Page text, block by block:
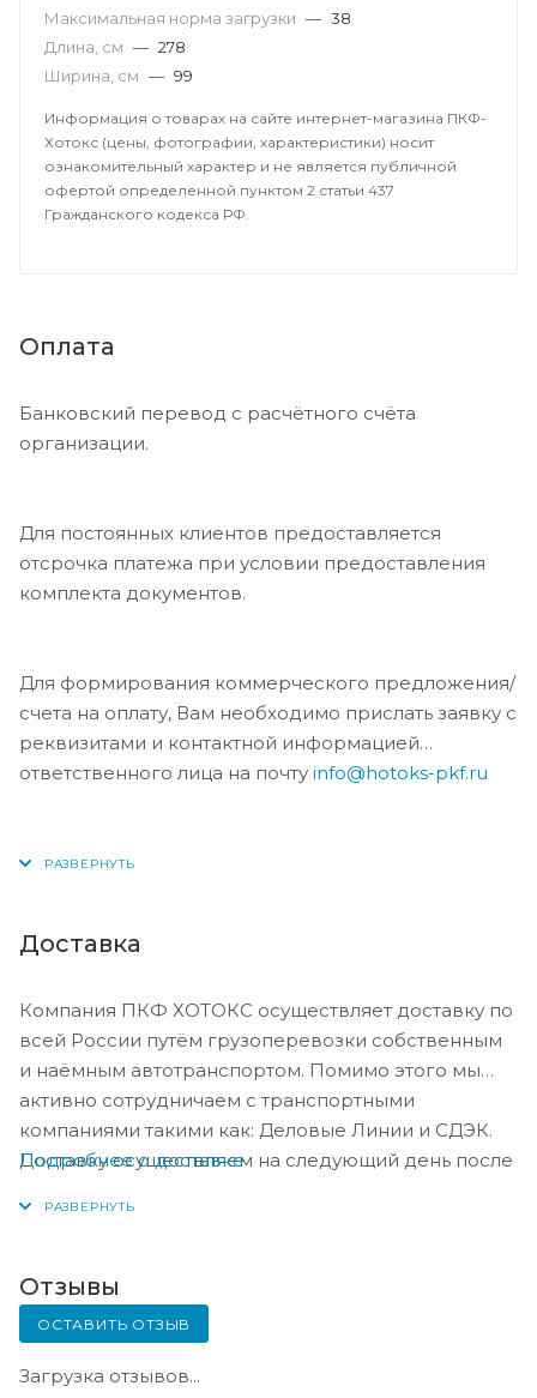
Максимальная норма загрузки — 38
Длина, см — 278
Ширина, см — 99
Информация о товарах на сайте интернет-магазина ПКФ-
Хотокс (цены, фотографии, характеристики) носит
ознакомительный характер и не является публичной
офертой определенной пунктом 2 статьи 437
Гражданского кодекса РФ.
Оплата
Банковский перевод с расчётного счёта
организации.
Для постоянных клиентов предоставляется
отсрочка платежа при условии предоставления
комплекта документов.
Для формирования коммерческого предложения/
счета на оплату, Вам необходимо прислать заявку с
реквизитами и контактной информацией
ответственного лица на почту info@hotoks-pkf.ru
Доставка
Компания ПКФ ХОТОКС осуществляет доставку по
всей России путём грузоперевозки собственным
и наёмным автотранспортом. Помимо этого мы
активно сотрудничаем с транспортными
компаниями такими как: Деловые Линии и СДЭК.
Доставку осуществляем на следующий день после
Подробнее о доставке
Отзывы
ОСТАВИТЬ ОТЗЫВ
Загрузка отзывов...